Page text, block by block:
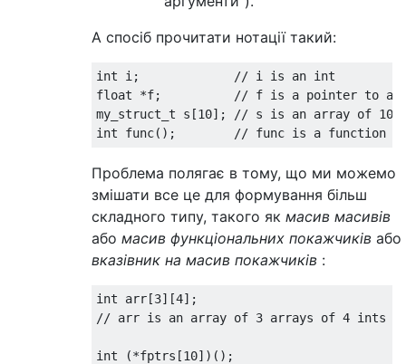
А спосіб прочитати нотації такий:
int i;             // i is an int
float *f;          // f is a pointer to a
my_struct_t s[10]; // s is an array of 10
Проблема полягає в тому, що ми можемо
змішати все це для формування більш
складного типу, такого як масив масивів
або масив функціональних покажчиків або
вказівник на масив покажчиків :
int arr[3][4];
// arr is an array of 3 arrays of 4 ints
int (*fptrs[10])();